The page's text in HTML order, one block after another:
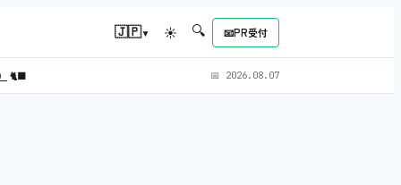
🇯🇵▾ ☀ 🔍 📧PR受付
🐈‍⬛ 📅 2026.08.07